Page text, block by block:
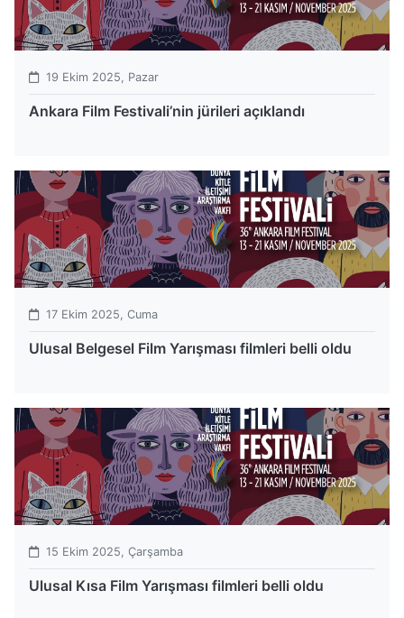
19 Ekim 2025, Pazar
Ankara Film Festivali’nin jürileri açıklandı
17 Ekim 2025, Cuma
Ulusal Belgesel Film Yarışması filmleri belli oldu
15 Ekim 2025, Çarşamba
Ulusal Kısa Film Yarışması filmleri belli oldu